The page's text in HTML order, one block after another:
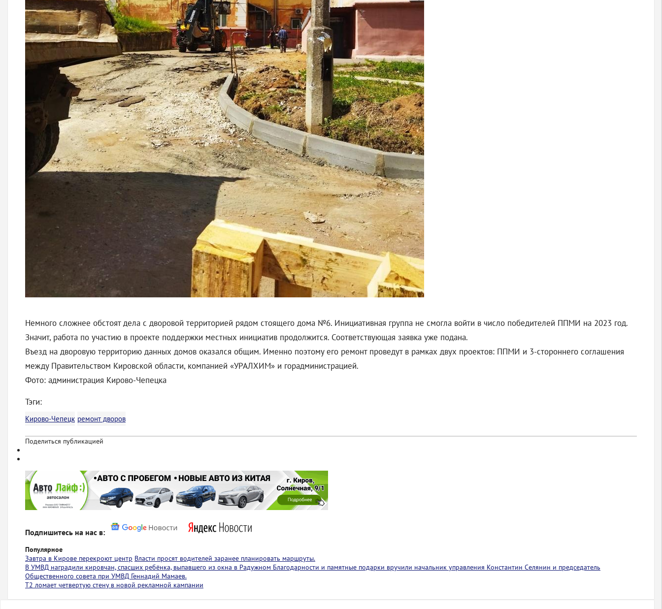
Немного сложнее обстоят дела с дворовой территорией рядом стоящего дома №6. Инициативная группа не смогла войти в число победителей ППМИ на 2023 год.
Значит, работа по участию в проекте поддержки местных инициатив продолжится. Соответствующая заявка уже подана.
Въезд на дворовую территорию данных домов оказался общим. Именно поэтому его ремонт проведут в рамках двух проектов: ППМИ и 3-стороннего соглашения
между Правительством Кировской области, компанией «УРАЛХИМ» и горадминистрацией.
Фото: администрация Кирово-Чепецка
Тэги:
Кирово-Чепецк ремонт дворов
Поделиться публикацией
Подпишитесь на нас в:
Популярное
Завтра в Кирове перекроют центр Власти просят водителей заранее планировать маршруты.
В УМВД наградили кировчан, спасших ребёнка, выпавшего из окна в Радужном Благодарности и памятные подарки вручили начальник управления Константин Селянин и председатель
Общественного совета при УМВД Геннадий Мамаев.
Т2 ломает четвертую стену в новой рекламной кампании